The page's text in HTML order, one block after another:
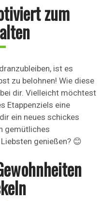
zum
ist es
zu belohnen! Wie diese
dir. Vielleicht möchtest
Etappenziels eine
ein neues schickes
gemütliches
genießen? 😊